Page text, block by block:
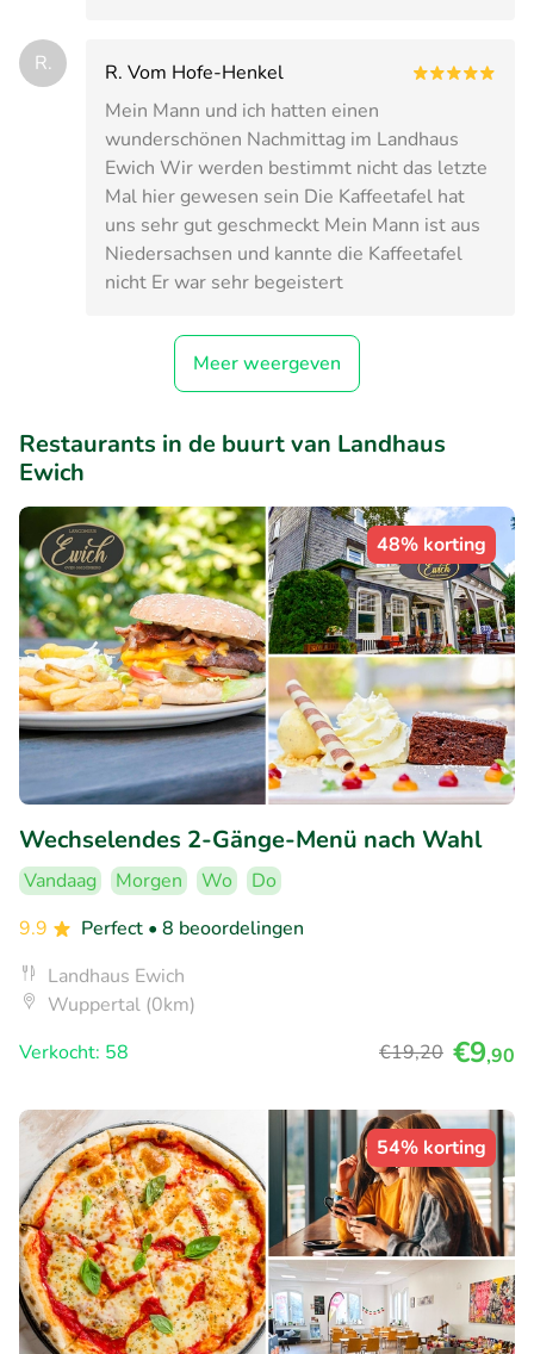
R.
R. Vom Hofe-Henkel
Mein Mann und ich hatten einen
wunderschönen Nachmittag im Landhaus
Ewich Wir werden bestimmt nicht das letzte
Mal hier gewesen sein Die Kaffeetafel hat
uns sehr gut geschmeckt Mein Mann ist aus
Niedersachsen und kannte die Kaffeetafel
nicht Er war sehr begeistert
Meer weergeven
Restaurants in de buurt van Landhaus
Ewich
48% korting
Wechselendes 2-Gänge-Menü nach Wahl
Vandaag Morgen Wo
Do
9.9
Perfect • 8 beoordelingen
Landhaus Ewich
Wuppertal (0km)
Verkocht: 58
€19,20 €9,90
54% korting